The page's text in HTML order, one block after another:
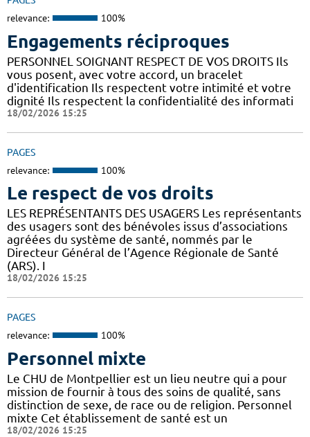
relevance: 100%
Engagements réciproques
PERSONNEL SOIGNANT RESPECT DE VOS DROITS Ils
vous posent, avec votre accord, un bracelet
d'identification Ils respectent votre intimité et votre
dignité Ils respectent la confidentialité des informati
18/02/2026 15:25
PAGES
relevance: 100%
Le respect de vos droits
LES REPRÉSENTANTS DES USAGERS Les représentants
des usagers sont des bénévoles issus d’associations
agréées du système de santé, nommés par le
Directeur Général de l’Agence Régionale de Santé
(ARS). I
18/02/2026 15:25
PAGES
relevance: 100%
Personnel mixte
Le CHU de Montpellier est un lieu neutre qui a pour
mission de fournir à tous des soins de qualité, sans
distinction de sexe, de race ou de religion. Personnel
mixte Cet établissement de santé est un
18/02/2026 15:25